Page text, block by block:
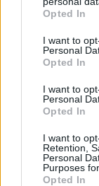
grant or deny
use your data
consent section.
Opted In
I want to
Personal
Opted In
I want to
Personal
Opted In
I want to
Retention,
Personal
Purposes
Opted In